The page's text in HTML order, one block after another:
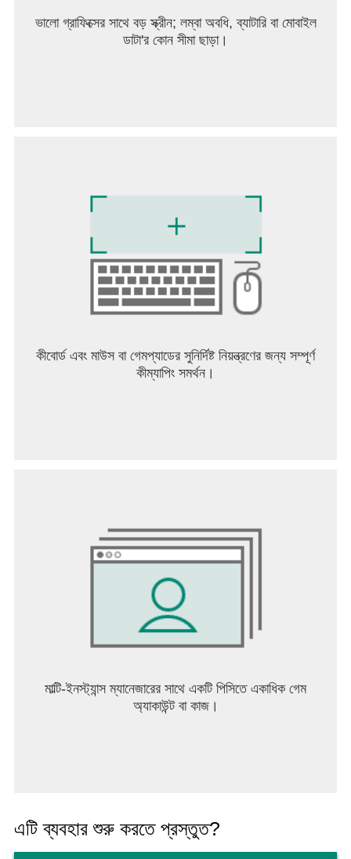
ভালো গ্রাফিক্সের সাথে বড় স্ক্রীন; লম্বা অবধি, ব্যাটারি বা মোবাইল
ডাটা'র কোন সীমা ছাড়া।
কীবোর্ড এবং মাউস বা গেমপ্যাডের সুনির্দিষ্ট নিয়ন্ত্রণের জন্য সম্পূর্ণ
কীম্যাপিং সমর্থন।
মাল্টি-ইনস্ট্যান্স ম্যানেজারের সাথে একটি পিসিতে একাধিক গেম
অ্যাকাউন্ট বা কাজ।
এটি ব্যবহার শুরু করতে প্রস্তুত?